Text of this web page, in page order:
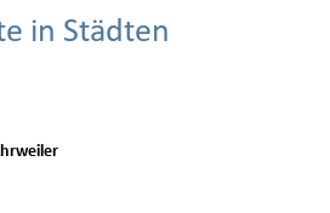
in Städten